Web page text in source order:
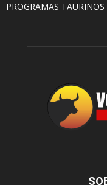
PROGRAMAS TAURINOS